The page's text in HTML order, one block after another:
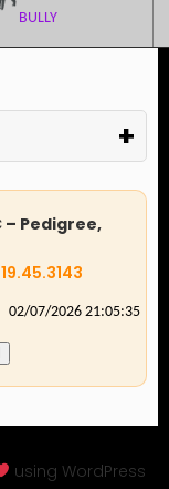
BULLY
+
– Pedigree,
02/07/2026 21:05:35
using WordPress